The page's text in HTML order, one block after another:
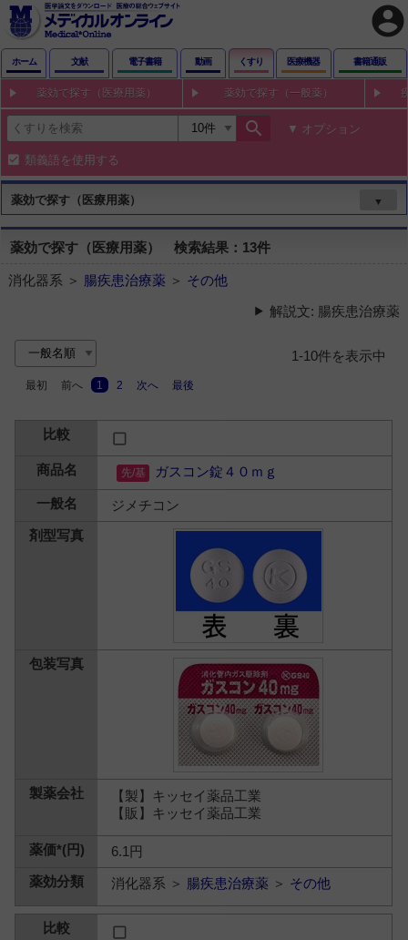
account_circle
ホーム 文献 電子書籍 動画 くすり 医療機器 書籍通販
薬効で探す（医療用薬） 薬効で探す（一般薬）
search オプション
類義語を使用する
薬効で探す（医療用薬） ▼
薬効で探す（医療用薬） 検索結果：13件
消化器系 ＞ 腸疾患治療薬 ＞ その他
解説文: 腸疾患治療薬
1-10件を表示中
最初 前へ 1 2 次へ 最後
ガスコン錠４０ｍｇ
ジメチコン
【製】キッセイ薬品工業
【販】キッセイ薬品工業
6.1円
消化器系 ＞ 腸疾患治療薬 ＞ その他